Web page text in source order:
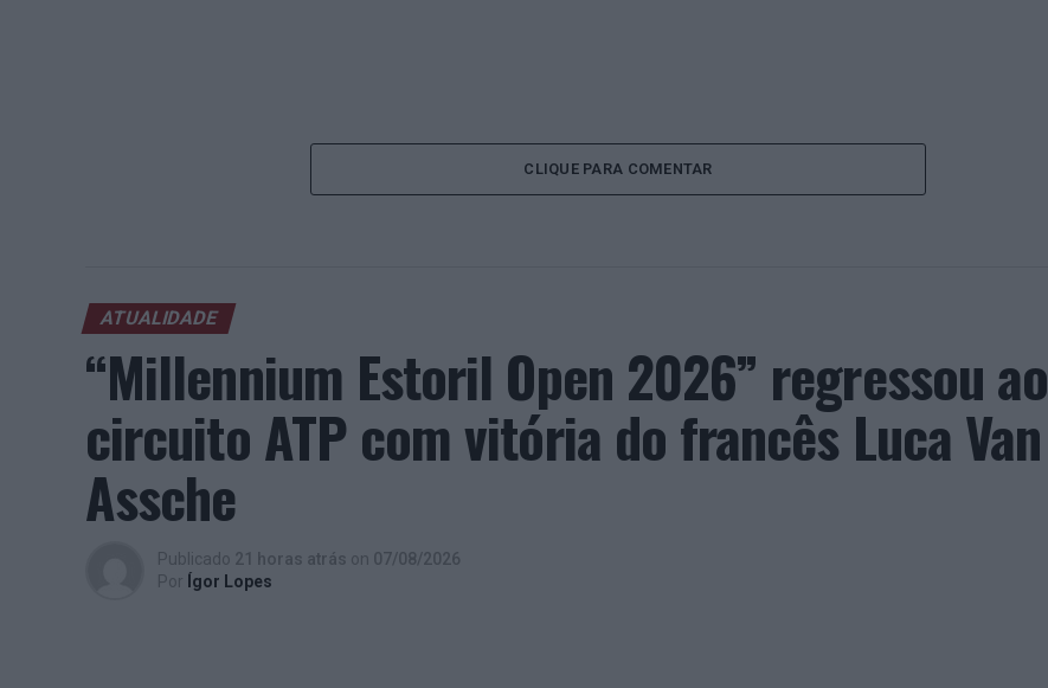
CLIQUE PARA COMENTAR
ATUALIDADE
“Millennium Estoril Open 2026” regressou ao
circuito ATP com vitória do francês Luca Van
Assche
Publicado 21 horas atrás on 07/08/2026
Por Ígor Lopes